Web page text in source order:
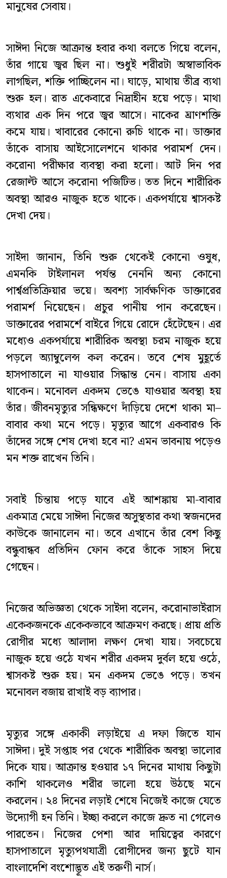
মানুষের সেবায়।
সাঈদা নিজে আক্রান্ত হবার কথা বলতে গিয়ে বলেন,
তাঁর গায়ে জ্বর ছিল না। শুধুই শরীরটা অস্বাভাবিক
লাগছিল, শক্তি পাচ্ছিলেন না। ঘাড়ে, মাথায় তীব্র ব্যথা
শুরু হল। রাত একেবারে নিদ্রাহীন হয়ে পড়ে। মাথা
ব্যথার এক দিন পরে জ্বর আসে। নাকের ঘ্রাণশক্তি
কমে যায়। খাবারের কোনো রুচি থাকে না। ডাক্তার
তাঁকে বাসায় আইসোলেশনে থাকার পরামর্শ দেন।
করোনা পরীক্ষার ব্যবস্থা করা হলো। আট দিন পর
রেজাল্ট আসে করোনা পজিটিভ। তত দিনে শারীরিক
অবস্থা আরও নাজুক হতে থাকে। একপর্যায়ে শ্বাসকষ্ট
দেখা দেয়।
সাইদা জানান, তিনি শুরু থেকেই কোনো ওষুধ,
এমনকি টাইলানল পর্যন্ত নেননি অন্য কোনো
পার্শ্বপ্রতিক্রিয়ার ভয়ে। অবশ্য সার্বক্ষণিক ডাক্তারের
পরামর্শ নিয়েছেন। প্রচুর পানীয় পান করেছেন।
ডাক্তারের পরামর্শে বাইরে গিয়ে রোদে হেঁটেছেন। এর
মধ্যেও একপর্যায়ে শারীরিক অবস্থা চরম নাজুক হয়ে
পড়লে অ্যাম্বুলেন্স কল করেন। তবে শেষ মুহূর্তে
হাসপাতালে না যাওয়ার সিদ্ধান্ত নেন। বাসায় একা
থাকেন। মনোবল একদম ভেঙে যাওয়ার অবস্থা হয়
তাঁর। জীবনমৃত্যুর সন্ধিক্ষণে দাঁড়িয়ে দেশে থাকা মা–
বাবার কথা মনে পড়ে। মৃত্যুর আগে একবারও কি
তাঁদের সঙ্গে শেষ দেখা হবে না? এমন ভাবনায় পড়েও
মন শক্ত রাখেন তিনি।
সবাই চিন্তায় পড়ে যাবে এই আশঙ্কায় মা-বাবার
একমাত্র মেয়ে সাঈদা নিজের অসুস্থতার কথা স্বজনদের
কাউকে জানালেন না। তবে এখানে তাঁর বেশ কিছু
বন্ধুবান্ধব প্রতিদিন ফোন করে তাঁকে সাহস দিয়ে
গেছেন।
নিজের অভিজ্ঞতা থেকে সাইদা বলেন, করোনাভাইরাস
একেকজনকে একেকভাবে আক্রমণ করছে। প্রায় প্রতি
রোগীর মধ্যে আলাদা লক্ষণ দেখা যায়। সবচেয়ে
নাজুক হয়ে ওঠে যখন শরীর একদম দুর্বল হয়ে ওঠে,
শ্বাসকষ্ট শুরু হয়। মন একদম ভেঙে পড়ে। তখন
মনোবল বজায় রাখাই বড় ব্যাপার।
মৃত্যুর সঙ্গে একাকী লড়াইয়ে এ দফা জিতে যান
সাঈদা। দুই সপ্তাহ পর থেকে শারীরিক অবস্থা ভালোর
দিকে যায়। আক্রান্ত হওয়ার ১৭ দিনের মাথায় কিছুটা
কাশি থাকলেও শরীর ভালো হয়ে উঠছে মনে
করলেন। ২৪ দিনের লড়াই শেষে নিজেই কাজে যেতে
উদ্যোগী হন তিনি। ইচ্ছা করলে কাজে দ্রুত না গেলেও
পারতেন। নিজের পেশা আর দায়িত্বের কারণে
হাসপাতালে মৃত্যুপথযাত্রী রোগীদের জন্য ছুটে যান
বাংলাদেশি বংশোদ্ভূত এই তরুণী নার্স।